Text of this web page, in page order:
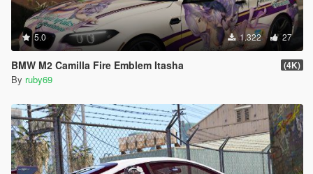
5.0 1.322 27
BMW M2 Camilla Fire Emblem Itasha (4K)
By ruby69